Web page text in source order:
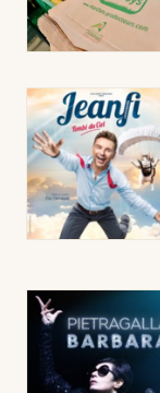
Newsletter
Artistes en
Actus à
Magazine à